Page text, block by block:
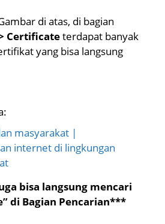
di atas, di bagian
Certificateterdapat banyak
yang bisa langsung
masyarakat |
internet di lingkungan
bisa langsung mencari
di Bagian Pencarian***